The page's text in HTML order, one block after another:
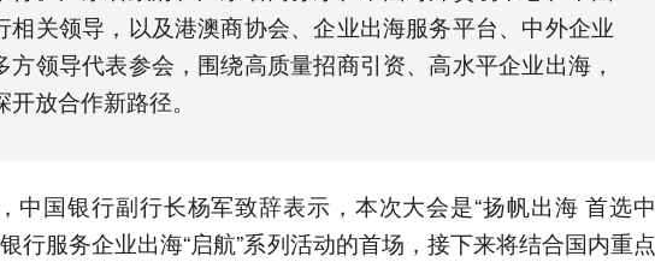
相关领导，以及港澳商协会、企业出海服务平台、中外企业
方领导代表参会，围绕高质量招商引资、高水平企业出海，
开放合作新路径。
中国银行副行长杨军致辞表示，本次大会是“扬帆出海 首选中
行服务企业出海“启航”系列活动的首场，接下来将结合国内重点